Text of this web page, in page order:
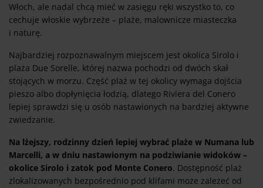
Włoch, ale nadal chcą mieć w zasięgu ręki wszystko to, co
cechuje włoskie wybrzeże – plaże, malownicze miasteczka
i naturę.
Najbardziej rozpoznawalnym miejscem jest okolica Sirolo i
plaża Due Sorelle, której nazwa pochodzi od dwóch skał
stojących w morzu. Część plaż w tej okolicy wymaga dojścia
pieszo albo dopłynięcia łodzią, dlatego Riviera del Conero
lepiej sprawdzi się u osób nastawionych na bardziej aktywne
zwiedzanie.
Na lżejszy, rodzinny dzień lepiej wybrać plaże w Numana lub
Marcelli, a w dniu nastawionym na podziwianie widoków –
okolice Sirolo i zatok pod Monte Conero. Dostępność plaż
zlokalizowanych bezpośrednio pod klifami może zależeć od